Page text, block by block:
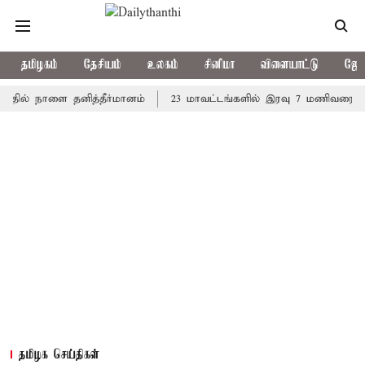
தமிழகம் தேசியம் உலகம் சினிமா விளையாட்டு
நாளை தனித்தீர்மானம் 23 மாவட்டங்களில் இரவு 7 மணிவரை மழை
தமிழக செய்திகள்